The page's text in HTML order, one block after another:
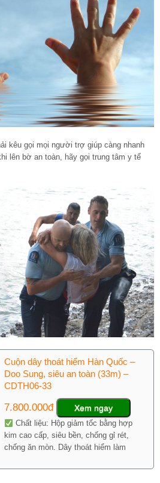
kêu gọi mọi người trợ giúp càng nhanh
lên bờ an toàn, hãy gọi trung tâm y tế
Cuộn dây thoát hiểm Hàn Quốc –
Doo Sung, siêu an toàn (33m) –
CDTH06-33
7.800.000đ Xem ngay
Chất liệu: Hộp giảm tốc bằng hợp
kim cao cấp, siêu bền, chống gỉ rét,
chống ăn mòn. Dây thoát hiểm làm